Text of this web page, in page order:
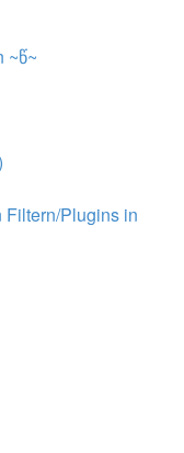
~წ~
Plugins in